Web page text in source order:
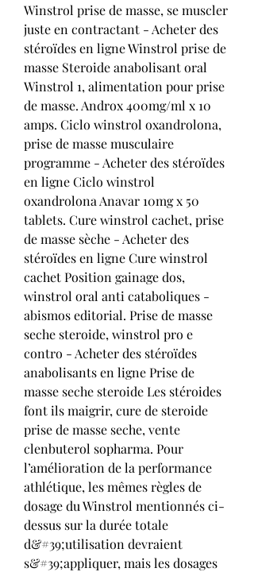
Winstrol prise de masse, se muscler
juste en contractant - Acheter des
stéroïdes en ligne Winstrol prise de
masse Steroide anabolisant oral
Winstrol 1, alimentation pour prise
de masse. Androx 400mg/ml x 10
amps. Ciclo winstrol oxandrolona,
prise de masse musculaire
programme - Acheter des stéroïdes
en ligne Ciclo winstrol
oxandrolona Anavar 10mg x 50
tablets. Cure winstrol cachet, prise
de masse sèche - Acheter des
stéroïdes en ligne Cure winstrol
cachet Position gainage dos,
winstrol oral anti cataboliques -
abismos editorial. Prise de masse
seche steroide, winstrol pro e
contro - Acheter des stéroïdes
anabolisants en ligne Prise de
masse seche steroide Les stéroides
font ils maigrir, cure de steroide
prise de masse seche, vente
clenbuterol sopharma. Pour
l’amélioration de la performance
athlétique, les mêmes règles de
dosage du Winstrol mentionnés ci-
dessus sur la durée totale
d&#39;utilisation devraient
s&#39;appliquer, mais les dosages